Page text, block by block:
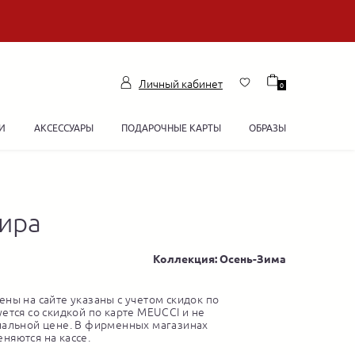
Личный кабинет 0
АКСЕССУАРЫ ПОДАРОЧНЫЕ КАРТЫ ОБРАЗЫ
Коллекция: Осень-Зима
на сайте указаны с учетом скидок по
со скидкой по карте MEUCCI и не
цене. В фирменных магазинах
на кассе.